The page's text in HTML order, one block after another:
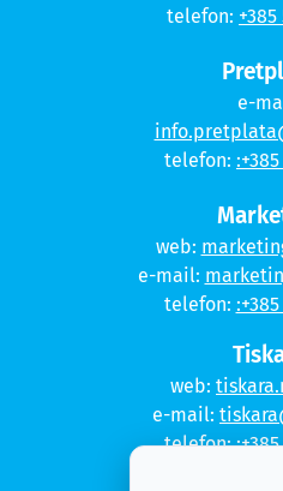
telefon: +385
e-
telefon:
web:
e-mail:
telefon:
web:
e-mail:
telefon: